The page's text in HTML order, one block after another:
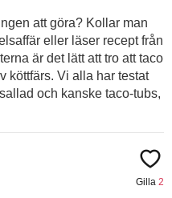
att göra? Kollar man
eller läser recept från
är det lätt att tro att taco
köttfärs. Vi alla har testat
och kanske taco-tubs,
Gilla 2